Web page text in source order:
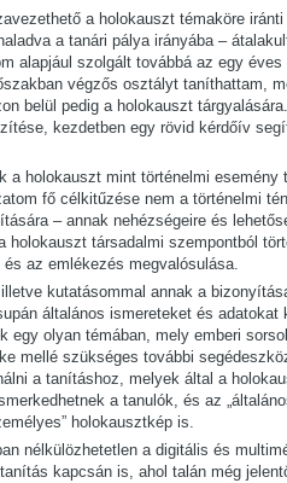
a holokauszt témaköre
a tanári pálya irányába –
alapjául szolgált továbbá az egy
végzős osztályt taníthattam,
belül pedig a holokauszt
kezdetben egy rövid kérdőív
a holokauszt mint történelmi
fő célkitűzése nem a történelmi
– annak nehézségeire és
holokauszt társadalmi szempontból
az emlékezés megvalósulása.
kutatásommal annak a
általános ismereteket és adatokat
egy olyan témában, mely emberi
mellé szükséges további
a tanításhoz, melyek által a
a tanulók, és az
holokausztkép is.
nélkülözhetetlen a digitális és
kapcsán is, ahol talán még